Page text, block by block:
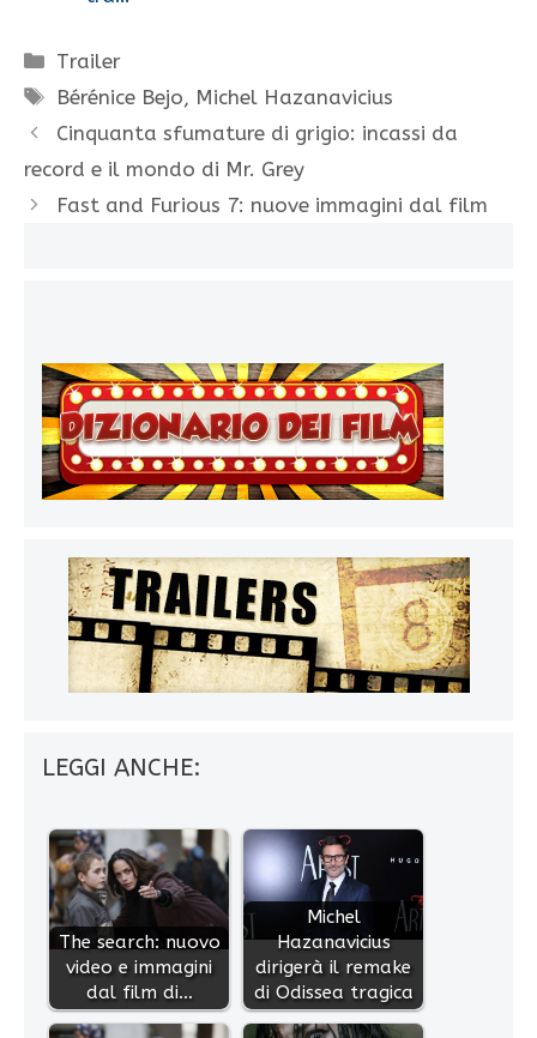
Categorie
Trailer
Tag
Bérénice Bejo, Michel Hazanavicius
Cinquanta sfumature di grigio: incassi da
record e il mondo di Mr. Grey
Fast and Furious 7: nuove immagini dal film
LEGGI ANCHE:
The search: nuovo
video e immagini
dal film di…
Michel
Hazanavicius
dirigerà il remake
di Odissea tragica